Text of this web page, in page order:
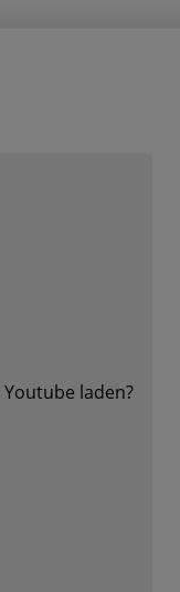
Youtube laden?